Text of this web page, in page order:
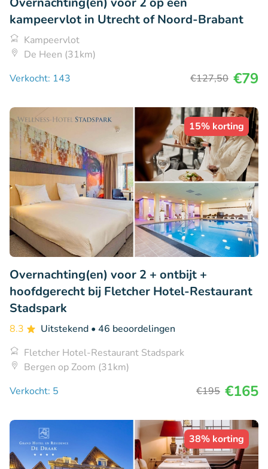
kampeervlot in Utrecht of Noord-Brabant
Kampeervlot
De Heen (31km)
Verkocht: 143
€127,50 €79
15% korting
Overnachting(en) voor 2 + ontbijt +
hoofdgerecht bij Fletcher Hotel-Restaurant
Stadspark
8.3 Uitstekend • 46 beoordelingen
Fletcher Hotel-Restaurant Stadspark
Bergen op Zoom (31km)
Verkocht: 5
€195 €165
38% korting